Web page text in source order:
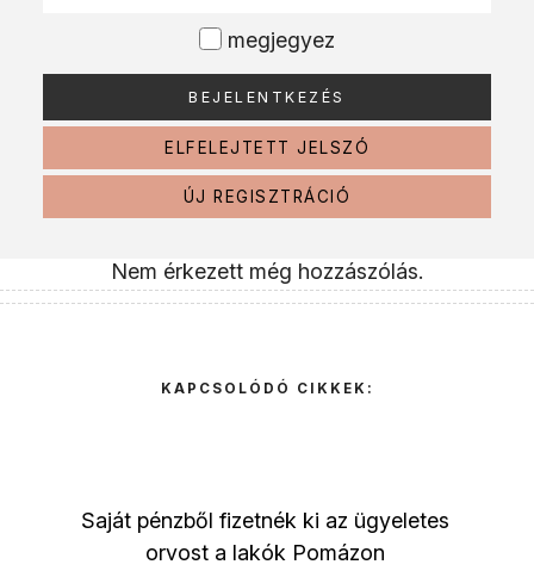
megjegyez
ELFELEJTETT JELSZÓ
ÚJ REGISZTRÁCIÓ
Nem érkezett még hozzászólás.
KAPCSOLÓDÓ CIKKEK:
Saját pénzből fizetnék ki az ügyeletes
orvost a lakók Pomázon